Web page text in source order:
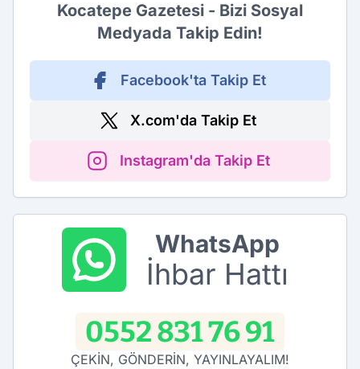
Kocatepe Gazetesi - Bizi Sosyal
Medyada Takip Edin!
Facebook'ta Takip Et
X.com'da Takip Et
Instagram'da Takip Et
WhatsApp
İhbar Hattı
0552 831 76 91
ÇEKİN, GÖNDERİN, YAYINLAYALIM!